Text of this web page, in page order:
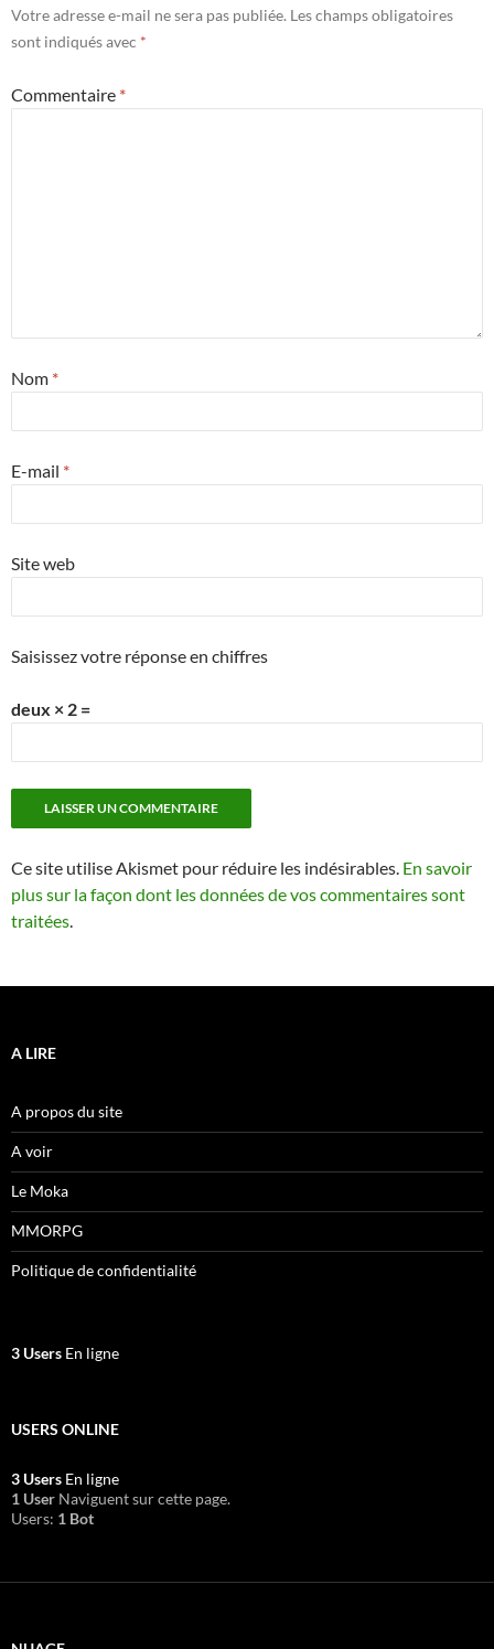
Votre adresse e-mail ne sera pas publiée. Les champs obligatoires
sont indiqués avec *
Commentaire *
Nom *
E-mail *
Site web
Saisissez votre réponse en chiffres
deux × 2 =
Ce site utilise Akismet pour réduire les indésirables. En savoir
plus sur la façon dont les données de vos commentaires sont
traitées.
A LIRE
A propos du site
A voir
Le Moka
MMORPG
Politique de confidentialité
3 Users En ligne
USERS ONLINE
3 Users En ligne
1 User Naviguent sur cette page.
Users: 1 Bot